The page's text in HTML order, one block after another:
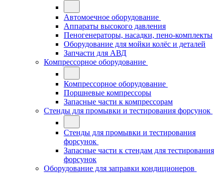
Автомоечное оборудование
Аппараты высокого давления
Пеногенераторы, насадки, пено-комплекты
Оборудование для мойки колёс и деталей
Запчасти для АВД
Компрессорное оборудование
Компрессорное оборудование
Поршневые компрессоры
Запасные части к компрессорам
Стенды для промывки и тестирования форсунок
Стенды для промывки и тестирования
форсунок
Запасные части к стендам для тестирования
форсунок
Оборудование для заправки кондиционеров